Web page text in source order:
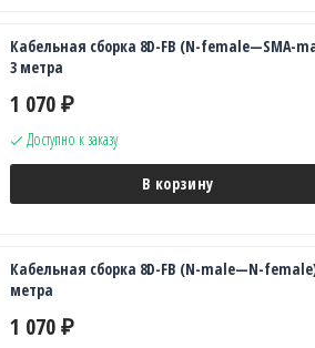
Кабельная сборка 8D-FB (N-female—SMA-
3 метра
1 070 ₽
Доступно к заказу
В корзину
Кабельная сборка 8D-FB (N-male—N-
метра
1 070 ₽